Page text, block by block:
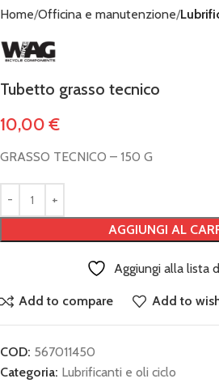
Home Officina e manutenzione
Tubetto grasso tecnico
10,00€
GRASSO TECNICO – 150 G
AGGIUNGI AL
Aggiungi alla lista
Add to compare Add to
COD: 567011450
Categoria: Lubrificanti e oli ciclo